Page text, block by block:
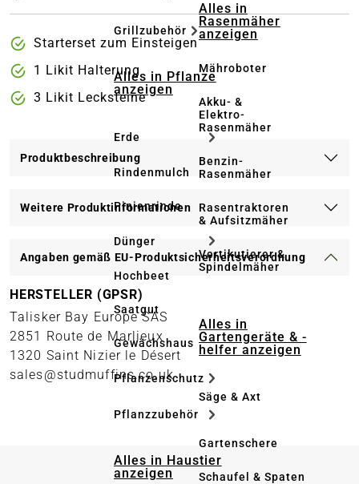
Grillzubehör
Alles in Pflanze
anzeigen
Erde
Rindenmulch
Pinienrinde
Dünger
Hochbeet
Saatgut
Gewächshaus
Pflanzenschutz
Pflanzzubehör
Alles in Haustier
anzeigen
Alles in
Rasenmäher
anzeigen
Mähroboter
Akku- &
Elektro-
Rasenmäher
Benzin-
Rasenmäher
Rasentraktoren
& Aufsitzmäher
Vertikutierer &
Spindelmäher
Alles in
Gartengeräte & -
helfer anzeigen
Säge & Axt
Gartenschere
Schaufel & Spaten
Starterset zum Einsteigen
1 Likit Halterung
3 Likit Lecksteine
Produktbeschreibung
Weitere Produktinformationen
Angaben gemäß EU-Produktsicherheitsverordnung
HERSTELLER (GPSR)
Talisker Bay Europe SAS
2851 Route de Marlieux
1320 Saint Nizier le Désert
sales@studmuffins.co.uk